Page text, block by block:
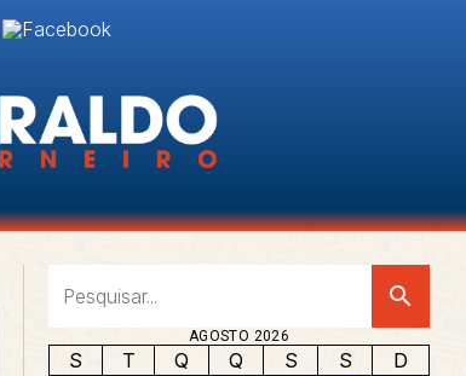
search
AGOSTO 2026
S T Q Q S S
D